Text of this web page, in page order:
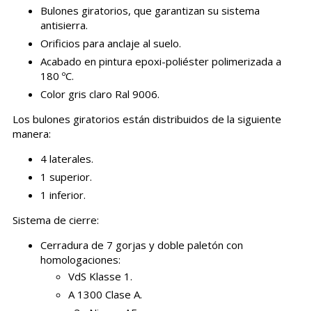
Bulones giratorios, que garantizan su sistema
antisierra.
Orificios para anclaje al suelo.
Acabado en pintura epoxi-poliéster polimerizada a
180 ºC.
Color gris claro Ral 9006.
Los bulones giratorios están distribuidos de la siguiente
manera:
4 laterales.
1 superior.
1 inferior.
Sistema de cierre:
Cerradura de 7 gorjas y doble paletón con
homologaciones:
VdS Klasse 1.
A 1300 Clase A.